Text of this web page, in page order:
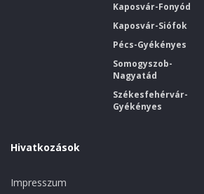
Kaposvár-Fonyód
Kaposvár-Siófok
Pécs-Gyékényes
Somogyszob-
Nagyatád
Székesfehérvár-
Gyékényes
Hivatkozások
Impresszum